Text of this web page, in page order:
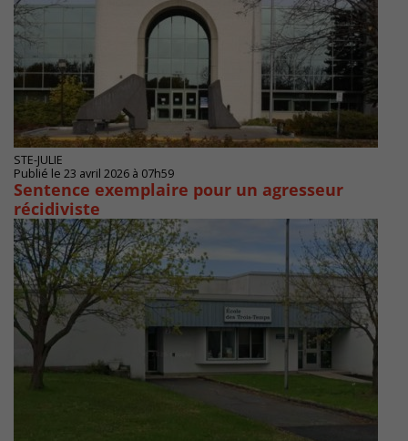
STE-JULIE
Publié le 23 avril 2026 à 07h59
Sentence exemplaire pour un agresseur
récidiviste